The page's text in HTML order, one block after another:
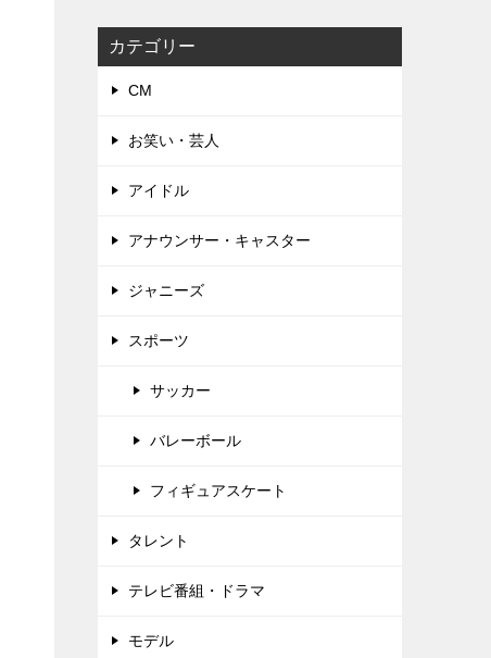
カテゴリー
CM
お笑い・芸人
アイドル
アナウンサー・キャスター
ジャニーズ
スポーツ
サッカー
バレーボール
フィギュアスケート
タレント
テレビ番組・ドラマ
モデル